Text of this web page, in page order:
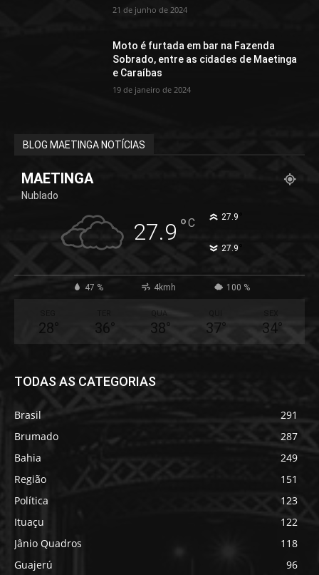
21 de junho de 2024
Moto é furtada em bar na Fazenda
Sobrado, entre as cidades de Maetinga
e Caraíbas
19 de janeiro de 2024
BLOG MAETINGA NOTÍCIAS
MAETINGA
Nublado
27.9 °C 27.9
27.9
47 % 4kmh 100 %
28° 36°
QUA
38° 37° 34°
TODAS AS CATEGORIAS
Brasil
291
Brumado
287
Bahia
249
Região
151
Política
123
Ituaçu
122
Jânio Quadros
118
Guajerú
96